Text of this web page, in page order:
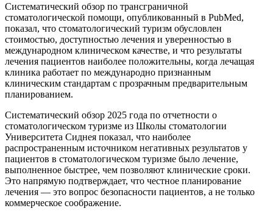
Систематический обзор по трансграничной
стоматологической помощи, опубликованный в PubMed,
показал, что стоматологический туризм обусловлен
стоимостью, доступностью лечения и уверенностью в
международном клиническом качестве, и что результаты
лечения пациентов наиболее положительны, когда лечащая
клиника работает по международно признанным
клиническим стандартам с прозрачным предварительным
планированием.
Систематический обзор 2025 года по отчетности о
стоматологическом туризме из Школы стоматологии
Университета Сиднея показал, что наиболее
распространенным источником негативных результатов у
пациентов в стоматологическом туризме было лечение,
выполненное быстрее, чем позволяют клинические сроки.
Это напрямую подтверждает, что честное планирование
лечения — это вопрос безопасности пациентов, а не только
коммерческое соображение.